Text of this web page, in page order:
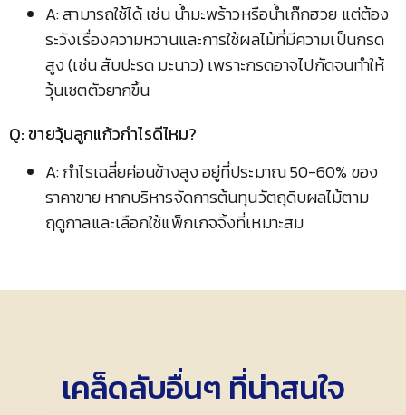
A: สามารถใช้ได้ เช่น น้ำมะพร้าวหรือน้ำเก๊กฮวย แต่ต้อง
ระวังเรื่องความหวานและการใช้ผลไม้ที่มีความเป็นกรด
สูง (เช่น สับปะรด มะนาว) เพราะกรดอาจไปกัดจนทำให้
วุ้นเซตตัวยากขึ้น
Q: ขายวุ้นลูกแก้วกำไรดีไหม?
A: กำไรเฉลี่ยค่อนข้างสูง อยู่ที่ประมาณ 50-60% ของ
ราคาขาย หากบริหารจัดการต้นทุนวัตถุดิบผลไม้ตาม
ฤดูกาลและเลือกใช้แพ็กเกจจิ้งที่เหมาะสม
เคล็ดลับอื่นๆ ที่น่าสนใจ